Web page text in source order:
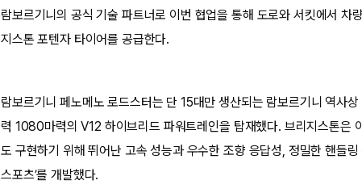
람보르기니의 공식 기술 파트너로 이번 협업을 통해 도로와 서킷에서 차
지스톤 포텐자 타이어를 공급한다.
람보르기니 페노메노 로드스터는 단 15대만 생산되는 람보르기니 역사
력 1080마력의 V12 하이브리드 파워트레인을 탑재했다. 브리지스톤은
도 구현하기 위해 뛰어난 고속 성능과 우수한 조향 응답성, 정밀한 핸들
스포츠’를 개발했다.